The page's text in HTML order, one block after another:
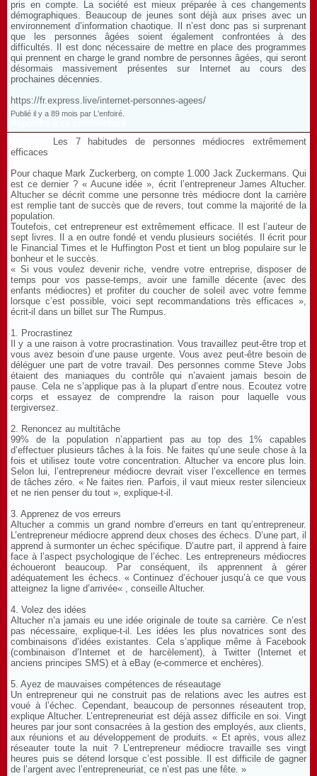
pris en compte. La société est mieux préparée à ces changements
démographiques. Beaucoup de jeunes sont déjà aux prises avec un
environnement d’information chaotique. Il n’est donc pas si surprenant
que les personnes âgées soient également confrontées à des
difficultés. Il est donc nécessaire de mettre en place des programmes
qui prennent en charge le grand nombre de personnes âgées, qui seront
désormais massivement présentes sur Internet au cours des
prochaines décennies.
https://fr.express.live/internet-personnes-agees/
Publié il y a 89 mois par L'enfoiré.
Les 7 habitudes de personnes médiocres extrêmement
efficaces
Pour chaque Mark Zuckerberg, on compte 1.000 Jack Zuckermans. Qui
est ce dernier ? « Aucune idée », écrit l’entrepreneur James Altucher.
Altucher se décrit comme une personne très médiocre dont la carrière
est remplie tant de succès que de revers, tout comme la majorité de la
population.
Toutefois, cet entrepreneur est extrêmement efficace. Il est l’auteur de
sept livres. Il a en outre fondé et vendu plusieurs sociétés. Il écrit pour
le Financial Times et le Huffington Post et tient un blog populaire sur le
bonheur et le succès.
« Si vous voulez devenir riche, vendre votre entreprise, disposer de
temps pour vos passe-temps, avoir une famille décente (avec des
enfants médiocres) et profiter du coucher de soleil avec votre femme
lorsque c’est possible, voici sept recommandations très efficaces »,
écrit-il dans un billet sur The Rumpus.
1. Procrastinez
Il y a une raison à votre procrastination. Vous travaillez peut-être trop et
vous avez besoin d’une pause urgente. Vous avez peut-être besoin de
déléguer une part de votre travail. Des personnes comme Steve Jobs
étaient des maniaques du contrôle qui n’avaient jamais besoin de
pause. Cela ne s’applique pas à la plupart d’entre nous. Ecoutez votre
corps et essayez de comprendre la raison pour laquelle vous
tergiversez.
2. Renoncez au multitâche
99% de la population n’appartient pas au top des 1% capables
d’effectuer plusieurs tâches à la fois. Ne faites qu’une seule chose à la
fois et utilisez toute votre concentration. Altucher va encore plus loin.
Selon lui, l’entrepreneur médiocre devrait viser l’excellence en termes
de tâches zéro. « Ne faites rien. Parfois, il vaut mieux rester silencieux
et ne rien penser du tout », explique-t-il.
3. Apprenez de vos erreurs
Altucher a commis un grand nombre d’erreurs en tant qu’entrepreneur.
L’entrepreneur médiocre apprend deux choses des échecs. D’une part, il
apprend à surmonter un échec spécifique. D’autre part, il apprend à faire
face à l’aspect psychologique de l’échec. Les entrepreneurs médiocres
échoueront beaucoup. Par conséquent, ils apprennent à gérer
adéquatement les échecs. « Continuez d’échouer jusqu’à ce que vous
atteignez la ligne d’arrivée« , conseille Altucher.
4. Volez des idées
Altucher n’a jamais eu une idée originale de toute sa carrière. Ce n’est
pas nécessaire, explique-t-il. Les idées les plus novatrices sont des
combinaisons d’idées existantes. Cela s’applique même à Facebook
(combinaison d’Internet et de harcèlement), à ​​Twitter (Internet et
anciens principes SMS) et à eBay (e-commerce et enchères).
5. Ayez de mauvaises compétences de réseautage
Un entrepreneur qui ne construit pas de relations avec les autres est
voué à l’échec. Cependant, beaucoup de personnes réseautent trop,
explique Altucher. L’entrepreneuriat est déjà assez difficile en soi. Vingt
heures par jour sont consacrées à la gestion des employés, aux clients,
aux réunions et au développement de produits. « Et après, vous allez
réseauter toute la nuit ? L’entrepreneur médiocre travaille ses vingt
heures puis se détend lorsque c’est possible. Il est difficile de gagner
de l’argent avec l’entrepreneuriat, ce n’est pas une fête. »